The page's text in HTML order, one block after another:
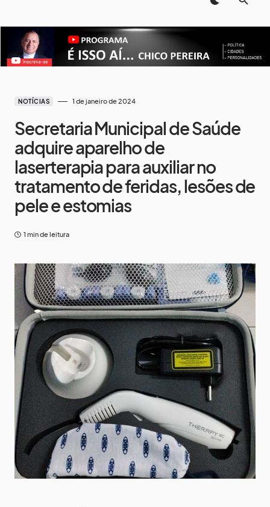
NOTÍCIAS 1 de janeiro de 2024
Secretaria Municipal de Saúde
adquire aparelho de
laserterapia para auxiliar no
tratamento de feridas, lesões de
pele e estomias
1 min de leitura